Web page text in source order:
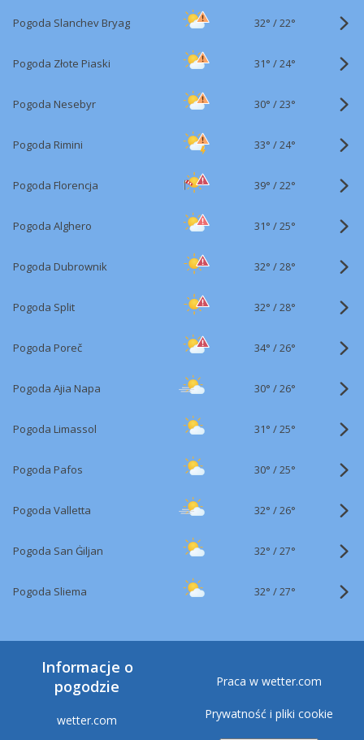
Pogoda Slanchev Bryag 32° /22°
Pogoda Złote Piaski 31° /24°
Pogoda Nesebyr 30° /23°
Pogoda Rimini 33° /24°
Pogoda Florencja 39° /22°
Pogoda Alghero 31° /25°
Pogoda Dubrownik 32° /28°
Pogoda Split 32° /28°
Pogoda Poreč 34° /26°
Pogoda Ajia Napa 30° /26°
Pogoda Limassol 31° /25°
Pogoda Pafos 30° /25°
Pogoda Valletta 32° /26°
Pogoda San Ġiljan 32° /27°
Pogoda Sliema 32° /27°
Informacje o
pogodzie
wetter.com
Praca w wetter.com
Prywatność i pliki cookie